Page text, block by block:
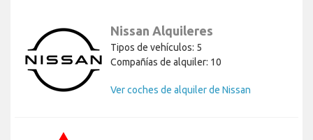
Nissan Alquileres
Tipos de vehículos: 5
Compañías de alquiler: 10
Ver coches de alquiler de Nissan